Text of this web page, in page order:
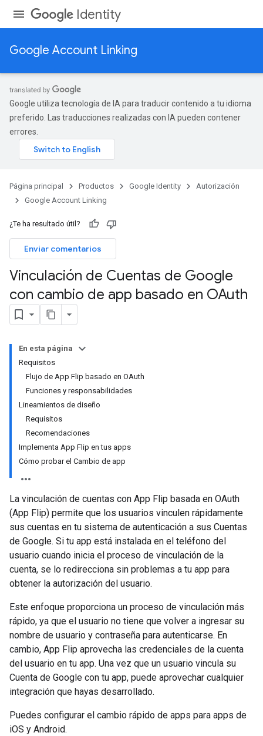
Identity
Google Account Linking
Google utiliza tecnología de IA para traducir contenido a tu idioma
preferido. Las traducciones realizadas con IA pueden contener
errores.
Página principal Productos Google Identity
Autorización
Google Account Linking
¿Te ha resultado útil?
Enviar comentarios
Vinculación de Cuentas de Google
con cambio de app basado en OAuth
En esta página
Requisitos
Flujo de App Flip basado en OAuth
Funciones y responsabilidades
Lineamientos de diseño
Requisitos
Recomendaciones
Implementa App Flip en tus apps
Cómo probar el Cambio de app
La vinculación de cuentas con App Flip basada en OAuth
(App Flip) permite que los usuarios vinculen rápidamente
sus cuentas en tu sistema de autenticación a sus Cuentas
de Google. Si tu app está instalada en el teléfono del
usuario cuando inicia el proceso de vinculación de la
cuenta, se lo redirecciona sin problemas a tu app para
obtener la autorización del usuario.
Este enfoque proporciona un proceso de vinculación más
rápido, ya que el usuario no tiene que volver a ingresar su
nombre de usuario y contraseña para autenticarse. En
cambio, App Flip aprovecha las credenciales de la cuenta
del usuario en tu app. Una vez que un usuario vincula su
Cuenta de Google con tu app, puede aprovechar cualquier
integración que hayas desarrollado.
Puedes configurar el cambio rápido de apps para apps de
iOS y Android.